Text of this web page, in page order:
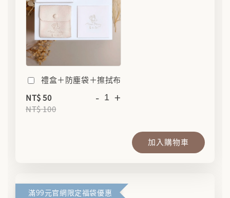
禮盒＋防塵袋＋擦拭布
NT$ 50
NT$ 100
- +
加入購物車
滿99元官網限定福袋優惠